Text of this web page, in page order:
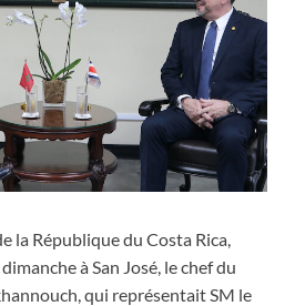
la République du Costa Rica,
à San José, le chef du
qui représentait SM le